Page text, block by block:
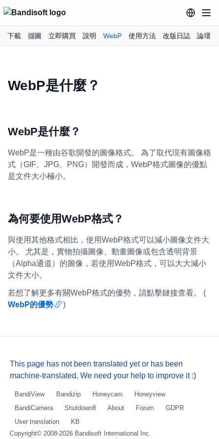
下載 擷圖 立即購買 說明 WebP 使用方法 改版日誌 論壇
WebP是什麼？
WebP是什麼？
WebP是一種由谷歌開發的圖像格式。 為了取代現有圖像格
式（GIF、JPG、PNG）開發而成，WebP格式圖像的優點
是文件大小極小。
為何要使用WebP格式？
與使用其他格式相比，使用WebP格式可以減小圖像文件大
小。 尤其是，實物拍攝圖像、動畫圖像或包含透明背景
（Alpha通道）的圖像，若使用WebP格式，可以大大減小
文件大小。
若想了解更多有關WebP格式的優勢，請點擊鏈接查看。 (
WebP的優勢
)
This page has not been translated yet or has been
machine-translated. We need your help to improve it :)
BandiView Bandizip Honeycam
Honeyview
BandiCamera
Shutdown8 About Forum
GDPR
User translation
KB
Copyright© 2008-2026 Bandisoft International Inc.